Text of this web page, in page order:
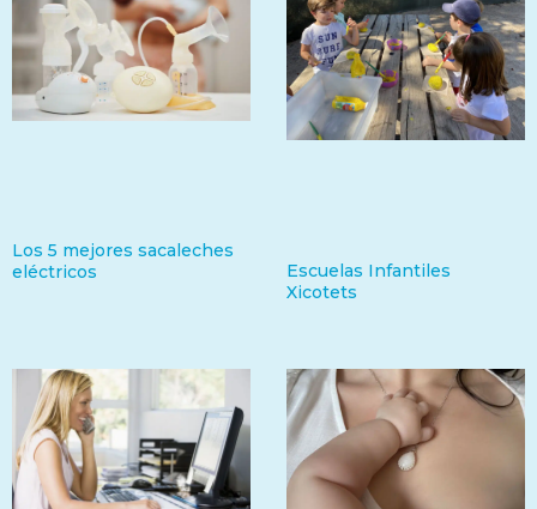
Los 5 mejores sacaleches
eléctricos
Escuelas Infantiles
Xicotets